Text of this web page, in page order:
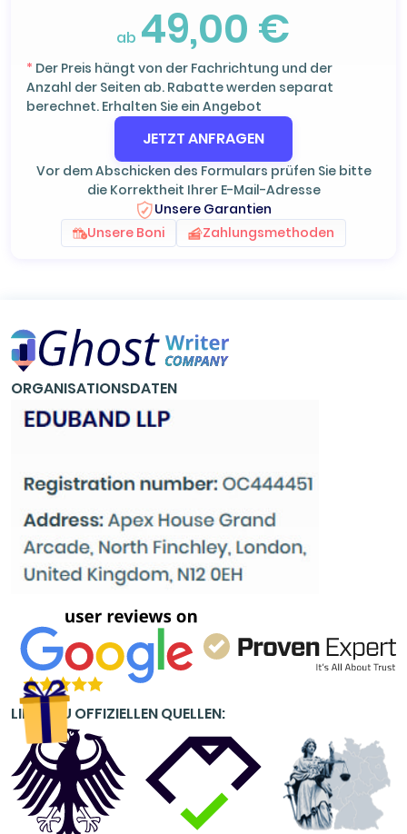
ab 49,00 €
* Der Preis hängt von der Fachrichtung und der
Anzahl der Seiten ab. Rabatte werden separat
berechnet. Erhalten Sie ein Angebot
JETZT ANFRAGEN
Vor dem Abschicken des Formulars prüfen Sie bitte
die Korrektheit Ihrer E-Mail-Adresse
Unsere Garantien
Unsere Boni
Zahlungsmethoden
ORGANISATIONSDATEN
LINKS ZU OFFIZIELLEN QUELLEN: